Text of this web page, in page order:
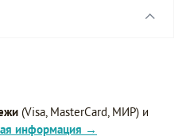
(Visa, MasterCard, МИР) и
информация →